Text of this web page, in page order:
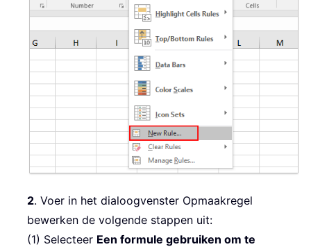
2. Voer in het dialoogvenster Opmaakregel
bewerken de volgende stappen uit:
(1) Selecteer Een formule gebruiken om te